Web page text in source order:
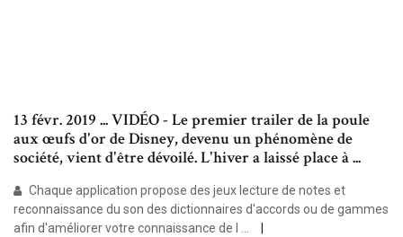
13 févr. 2019 ... VIDÉO - Le premier trailer de la poule
aux œufs d'or de Disney, devenu un phénomène de
société, vient d'être dévoilé. L'hiver a laissé place à ...
Chaque application propose des jeux lecture de notes et
reconnaissance du son des dictionnaires d'accords ou de gammes
afin d'améliorer votre connaissance de l ...